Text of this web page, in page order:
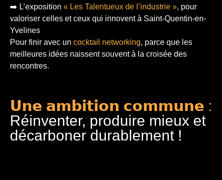
➡️ L’exposition « Les Talentueux de l’industrie », pour
valoriser celles et ceux qui innovent à Saint-Quentin-en-
Yvelines
Pour finir avec un cocktail networking, parce que les
meilleures idées naissent souvent à la croisée des
rencontres.
𝗨𝗻𝗲 𝗮𝗺𝗯𝗶𝘁𝗶𝗼𝗻 𝗰𝗼𝗺𝗺𝘂𝗻𝗲 :
Réinventer, produire mieux et
décarboner durablement !